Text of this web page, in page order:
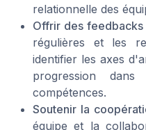
relationnelle des
Offrir des
régulières et les
identifier les axes
progression
compétences.
Soutenir la
équipe et la